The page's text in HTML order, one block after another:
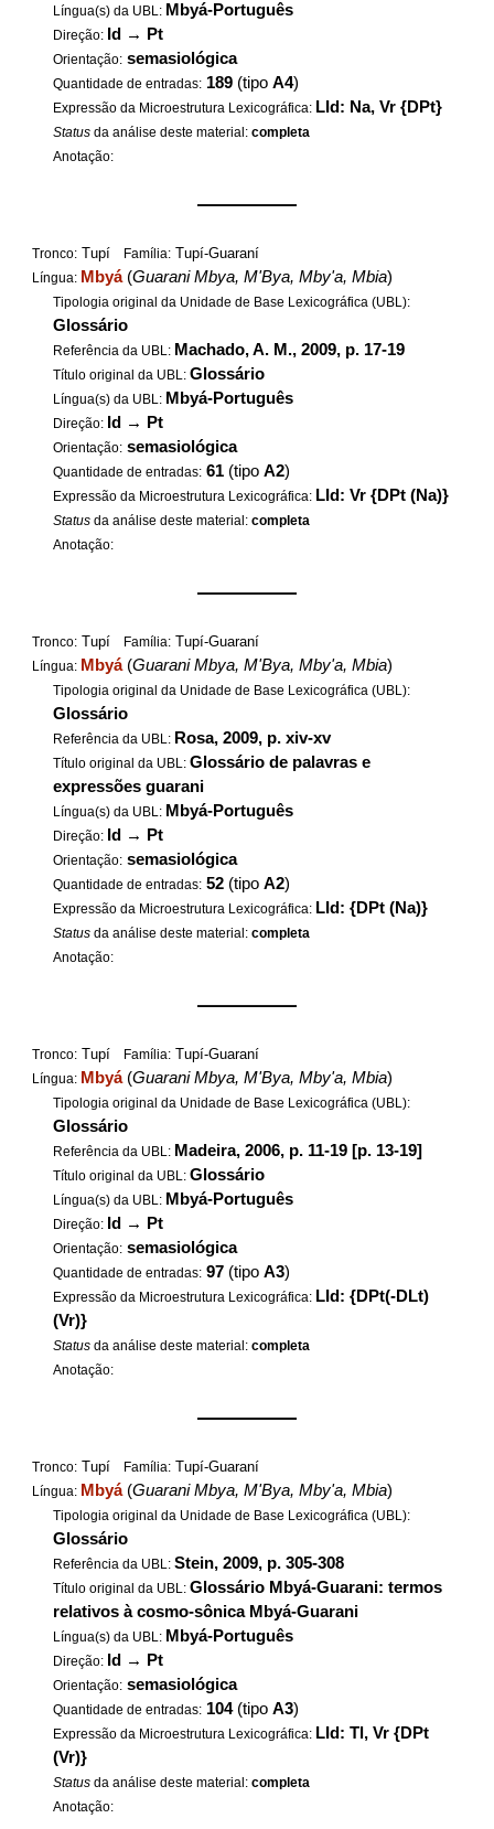
Língua(s) da UBL: Mbyá-Português
Direção: Id → Pt
Orientação: semasiológica
Quantidade de entradas: 189 (tipoA4)
Expressão da Microestrutura Lexicográfica: LId: Na, Vr {DPt}
Status da análise deste material:completa
Anotação:
——————
Tronco: Tupí Família: Tupí-Guaraní
Língua: Mbyá(Guarani Mbya, M'Bya, Mby'a, Mbia)
Tipologia original da Unidade de Base Lexicográfica (UBL):
Glossário
Referência da UBL: Machado, A. M., 2009, p. 17-19
Título original da UBL:Glossário
Língua(s) da UBL: Mbyá-Português
Direção: Id → Pt
Orientação: semasiológica
Quantidade de entradas: 61 (tipoA2)
Expressão da Microestrutura Lexicográfica: LId: Vr {DPt (Na)}
Status da análise deste material:completa
Anotação:
——————
Tronco: Tupí Família: Tupí-Guaraní
Língua: Mbyá(Guarani Mbya, M'Bya, Mby'a, Mbia)
Tipologia original da Unidade de Base Lexicográfica (UBL):
Glossário
Referência da UBL: Rosa, 2009, p. xiv-xv
Título original da UBL:Glossário de palavras e
expressões guarani
Língua(s) da UBL: Mbyá-Português
Direção: Id → Pt
Orientação: semasiológica
Quantidade de entradas: 52 (tipoA2)
Expressão da Microestrutura Lexicográfica: LId: {DPt (Na)}
Status da análise deste material:completa
Anotação:
——————
Tronco: Tupí Família: Tupí-Guaraní
Língua: Mbyá(Guarani Mbya, M'Bya, Mby'a, Mbia)
Tipologia original da Unidade de Base Lexicográfica (UBL):
Glossário
Referência da UBL: Madeira, 2006, p. 11-19 [p. 13-19]
Título original da UBL:Glossário
Língua(s) da UBL: Mbyá-Português
Direção: Id → Pt
Orientação: semasiológica
Quantidade de entradas: 97 (tipoA3)
Expressão da Microestrutura Lexicográfica: LId: {DPt(-DLt)
(Vr)}
Status da análise deste material:completa
Anotação:
——————
Tronco: Tupí Família: Tupí-Guaraní
Língua: Mbyá(Guarani Mbya, M'Bya, Mby'a, Mbia)
Tipologia original da Unidade de Base Lexicográfica (UBL):
Glossário
Referência da UBL:Stein, 2009, p. 305-308
Título original da UBL:Glossário Mbyá-Guarani: termos
relativos à cosmo-sônica Mbyá-Guarani
Língua(s) da UBL: Mbyá-Português
Direção: Id → Pt
Orientação: semasiológica
Quantidade de entradas: 104(tipoA3)
Expressão da Microestrutura Lexicográfica: LId: Tl, Vr {DPt
(Vr)}
Status da análise deste material:completa
Anotação: